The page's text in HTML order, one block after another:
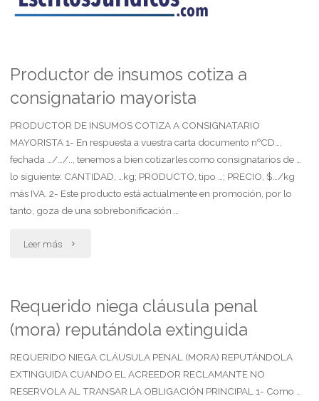
Productor de insumos cotiza a
consignatario mayorista
PRODUCTOR DE INSUMOS COTIZA A CONSIGNATARIO
MAYORISTA 1- En respuesta a vuestra carta documento nºCD…,
fechada …/…/.., tenemos a bien cotizarles como consignatarios de …
lo siguiente: CANTIDAD, …kg; PRODUCTO, tipo …; PRECIO, $…/kg
más IVA. 2- Este producto está actualmente en promoción, por lo
tanto, goza de una sobrebonificación …
Leer más "Productor
insumos
cotiza
a
Requerido niega cláusula penal
(mora) reputándola extinguida
REQUERIDO NIEGA CLÁUSULA PENAL (MORA) REPUTÁNDOLA
EXTINGUIDA CUANDO EL ACREEDOR RECLAMANTE NO
RESERVOLA AL TRANSAR LA OBLIGACIÓN PRINCIPAL 1- Como …